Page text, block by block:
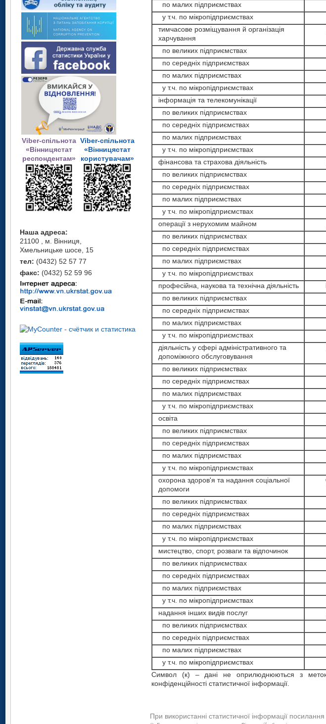
Viber-спільнота
«Вінницястат
респондентам»
Viber-спільнота
«Вінницястат
користувачам»
Наша адреса:
21100 , м. Вінниця,
Хмельницьке шосе, 15
тел: (0432) 52 57 77
факс: (0432) 52 59 96
по малих підприємствах
у т.ч. по мікропідприємствах
тимчасове розміщування й організація
харчування
по великих підприємствах
по середніх підприємствах
по малих підприємствах
у т.ч. по мікропідприємствах
інформація та телекомунікації
по великих підприємствах
по середніх підприємствах
по малих підприємствах
у т.ч. по мікропідприємствах
фінансова та страхова діяльність
по великих підприємствах
по середніх підприємствах
по малих підприємствах
у т.ч. по мікропідприємствах
операції з нерухомим майном
по великих підприємствах
по середніх підприємствах
по малих підприємствах
у т.ч. по мікропідприємствах
професійна, наукова та технічна діяльність
по великих підприємствах
по середніх підприємствах
по малих підприємствах
у т.ч. по мікропідприємствах
діяльність у сфері адміністративного та
допоміжного обслуговування
по великих підприємствах
по середніх підприємствах
по малих підприємствах
у т.ч. по мікропідприємствах
освіта
по великих підприємствах
по середніх підприємствах
по малих підприємствах
у т.ч. по мікропідприємствах
охорона здоров'я та надання соціальної
допомоги
по великих підприємствах
по середніх підприємствах
по малих підприємствах
у т.ч. по мікропідприємствах
мистецтво, спорт, розваги та відпочинок
по великих підприємствах
по середніх підприємствах
по малих підприємствах
у т.ч. по мікропідприємствах
надання інших видів послуг
по великих підприємствах
по середніх підприємствах
по малих підприємствах
у т.ч. по мікропідприємствах
Символ (к) – дані не оприлюднюються з метою
конфіденційності статистичної інформації.
При використанні статистичної інформації